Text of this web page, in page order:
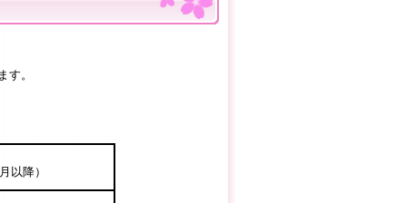
す。
以降）